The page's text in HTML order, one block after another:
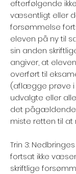
efterfølgende
væsentligt eller
forsømmelse
eleven på ny til
sin anden
angiver, at
overført til
(aflægge prøve i
udvalgte eller
det pågældende
miste retten til at
Trin 3:
fortsat ikke
skriftlige